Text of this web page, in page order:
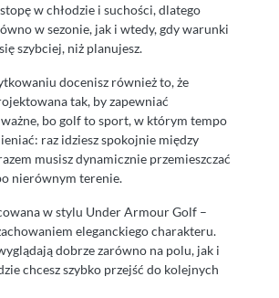
w chłodzie i suchości, dlatego
w sezonie, jak i wtedy, gdy warunki
szybciej, niż planujesz.
docenisz również to, że
tak, by zapewniać
bo golf to sport, w którym tempo
raz idziesz spokojnie między
musisz dynamicznie przemieszczać
nierównym terenie.
w stylu Under Armour Golf –
eleganckiego charakteru.
dobrze zarówno na polu, jak i
chcesz szybko przejść do kolejnych